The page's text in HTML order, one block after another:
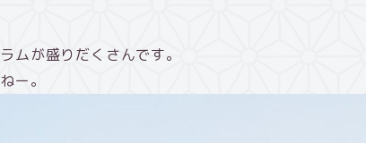
ムが盛りだくさんです。
ー。